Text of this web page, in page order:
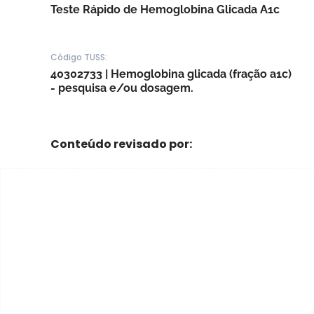
Teste Rápido de Hemoglobina Glicada A1c
Código TUSS:
40302733 | Hemoglobina glicada (fração a1c)
- pesquisa e/ou dosagem.
Conteúdo revisado por: